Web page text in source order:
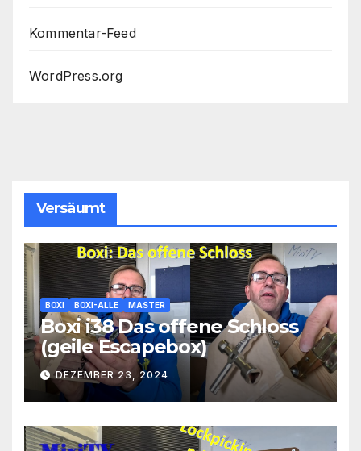
Kommentar-Feed
WordPress.org
Versäumt
BOXI BOXI-ALLE MASTER
Boxi i38 Das offene Schloss
(geile Escapebox)
DEZEMBER 23, 2024